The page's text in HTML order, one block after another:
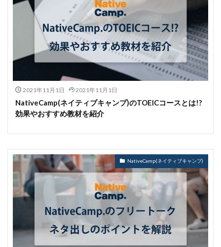
2021年11月1日 2021年11月1日
NativeCamp(ネイティブキャンプ)のTOEICコースとは!?
効果やおすすめ教材を紹介
NativeCamp(ネイティブキャンプ)